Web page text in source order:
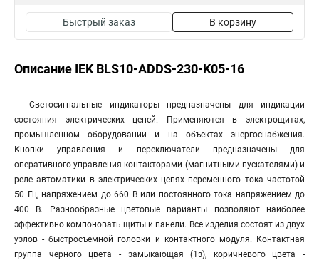
Быстрый заказ В корзину
Описание IEK BLS10-ADDS-230-K05-16
Светосигнальные индикаторы предназначены для индикации
состояния электрических цепей. Применяются в электрощитах,
промышленном оборудовании и на объектах энергоснабжения.
Кнопки управления и переключатели предназначены для
оперативного управления контакторами (магнитными пускателями) и
реле автоматики в электрических цепях переменного тока частотой
50 Гц, напряжением до 660 В или постоянного тока напряжением до
400 В. Разнообразные цветовые варианты позволяют наиболее
эффективно компоновать щиты и панели. Все изделия состоят из двух
узлов - быстросъемной головки и контактного модуля. Контактная
группа черного цвета - замыкающая (1з), коричневого цвета -